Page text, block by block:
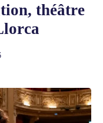
théâtre